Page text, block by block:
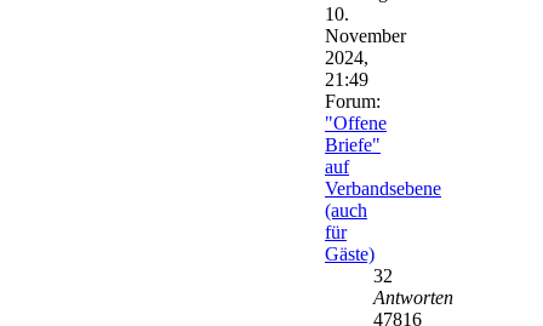
10.
November
2024,
21:49
Forum:
"Offene
Briefe"
auf
Verbandsebene
(auch
für
Gäste)
32
Antworten
47816